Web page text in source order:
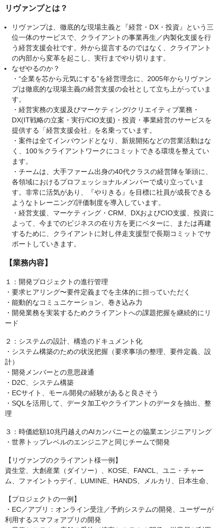
リヴァンプとは？
リヴァンプは、徹底的な現場主義と『経営・DX・投資』という三
位一体のサービスで、クライアントの事業再生／内製化支援を行
う経営支援会社です。外から提言するのではなく、クライアント
の内部から変革を起こし、実行までやり切ります。
なぜやるのか？
・“企業を芯から元気にする”を経営理念に、2005年からリヴァン
プは徹底的な現場主義の経営支援の会社として立ち上がっていま
す。
・経営実務の支援及びマーケティング/クリエイティブ業務・
DX(IT戦略の立案・実行/CIO支援)・投資・事業経営のサービスを
提供する「経営支援会社」を名乗っています。
・案件は全てインバウンドとなり、新規開拓などの営業活動はな
く、100％クライアントワークにコミットできる環境を整えてい
ます。
・チームは、大手ファーム出身の40代クラスの経営陣を筆頭に、
各領域におけるプロフェッショナルメンバーで成り立っていま
す。非常に活気があり、『やりきる』を目標に社員が成長できる
ようなトレーニング/評価制度を導入しています。
・経営支援、マーケティング・CRM、DXおよびCIO支援、投資に
よって、今までのビジネスの在り方を更にベターに、または再建
するために、クライアントに対し伴走支援型で長期コミットでサ
ポートしていきます。
【業務内容】
１：開発プロジェクトの進行管理
・要求ヒアリング〜要件定義までを主体的に担っていただく
・能動的なコミュニケーション、巻き込み力
・開発業務を実装するためクライアントへの課題把握を継続的にリ
ード
２：システムの設計、構造のドキュメント化
・システム構築のための状況把握（要求事項の整理、要件定義、設
計）
・開発メンバーとの意思疎通
・D2C、システム構築
・ECサイト、モール開発の経験があると良さそう
・SQLを活用して、データ加工やクライアントのデータを抽出、整
理
３：時価総額10兆円越えのAIカンパニーとの協業エンジニアリング
・世界トップレベルのエンジニアと同じチームで開発
【リヴァンプのクライアント様一例】
資生堂、大創産業（ダイソー）、KOSE、FANCL、ユニ・チャー
ム、ファイントゥデイ、LUMINE、HANDS、メルカリ、日本生命、
【プロジェクトの一例】
・EC／アプリ：オンライン受注／予約システムの開発、ユーザーが
利用するスマフォアプリの開発